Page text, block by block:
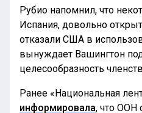
Рубио напомнил, что
Испания, довольно
отказали США в
вынуждает Вашингтон
целесообразность
Ранее «Национальная
информировала, что ООН